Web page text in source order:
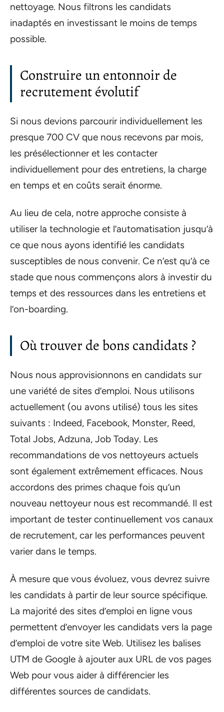
nettoyage. Nous filtrons les candidats
inadaptés en investissant le moins de temps
possible.
Construire un entonnoir de
recrutement évolutif
Si nous devions parcourir individuellement les
presque 700 CV que nous recevons par mois,
les présélectionner et les contacter
individuellement pour des entretiens, la charge
en temps et en coûts serait énorme.
Au lieu de cela, notre approche consiste à
utiliser la technologie et l’automatisation jusqu’à
ce que nous ayons identifié les candidats
susceptibles de nous convenir. Ce n’est qu’à ce
stade que nous commençons alors à investir du
temps et des ressources dans les entretiens et
l’on-boarding.
Où trouver de bons candidats ?
Nous nous approvisionnons en candidats sur
une variété de sites d’emploi. Nous utilisons
actuellement (ou avons utilisé) tous les sites
suivants : Indeed, Facebook, Monster, Reed,
Total Jobs, Adzuna, Job Today. Les
recommandations de vos nettoyeurs actuels
sont également extrêmement efficaces. Nous
accordons des primes chaque fois qu’un
nouveau nettoyeur nous est recommandé. Il est
important de tester continuellement vos canaux
de recrutement, car les performances peuvent
varier dans le temps.
À mesure que vous évoluez, vous devrez suivre
les candidats à partir de leur source spécifique.
La majorité des sites d’emploi en ligne vous
permettent d’envoyer les candidats vers la page
d’emploi de votre site Web. Utilisez les balises
UTM de Google à ajouter aux URL de vos pages
Web pour vous aider à différencier les
différentes sources de candidats.